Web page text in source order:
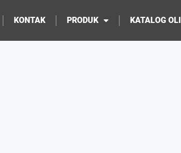
KONTAK PRODUK KATALOG OLI